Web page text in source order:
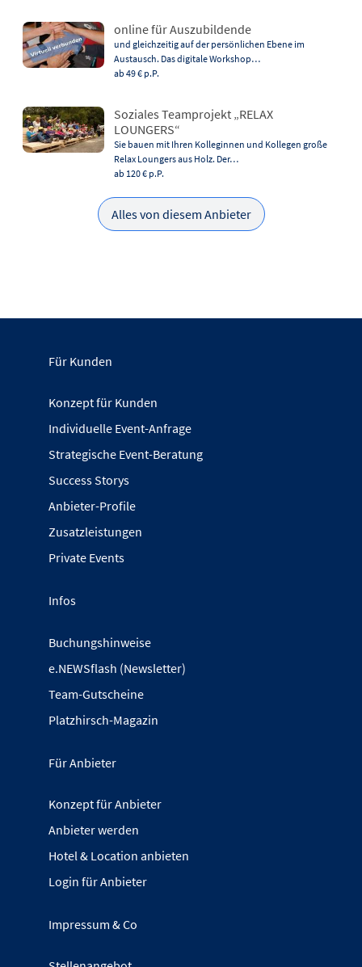
online für Auszubildende
und gleichzeitig auf der persönlichen Ebene im
Austausch. Das digitale Workshop…
ab 49 € p.P.
Soziales Teamprojekt „RELAX
LOUNGERS“
Sie bauen mit Ihren Kolleginnen und Kollegen große
Relax Loungers aus Holz. Der…
ab 120 € p.P.
Alles von diesem Anbieter
Für Kunden
Konzept für Kunden
Individuelle Event-Anfrage
Strategische Event-Beratung
Success Storys
Anbieter-Profile
Zusatzleistungen
Private Events
Infos
Buchungshinweise
e.NEWSflash (Newsletter)
Team-Gutscheine
Platzhirsch-Magazin
Für Anbieter
Konzept für Anbieter
Anbieter werden
Hotel & Location anbieten
Login für Anbieter
Impressum & Co